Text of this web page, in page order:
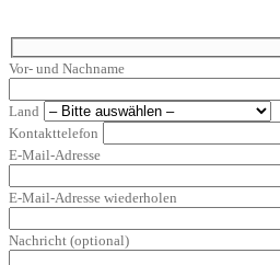
Vor- und Nachname
Land
Kontakttelefon
E-Mail-Adresse
E-Mail-Adresse wiederholen
Nachricht (optional)